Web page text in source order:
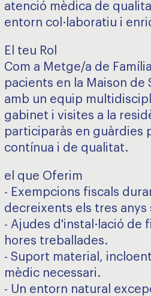
atenció mèdica de
entorn col·laboratiu i
El teu Rol
Com a Metge/a de
pacients en la Maison de
amb un equip
gabinet i visites a la
participaràs en guàrdies
contínua i de qualitat.
el que Oferim
- Exempcions fiscals
decreixents els tres anys
- Ajudes d'instal·lació de
hores treballades.
- Suport material,
mèdic necessari.
- Un entorn natural